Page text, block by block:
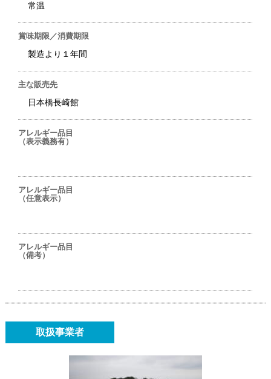
常温
賞味期限／消費期限
製造より１年間
主な販売先
日本橋長崎館
アレルギー品目
（表示義務有）
アレルギー品目
（任意表示）
アレルギー品目
（備考）
取扱事業者